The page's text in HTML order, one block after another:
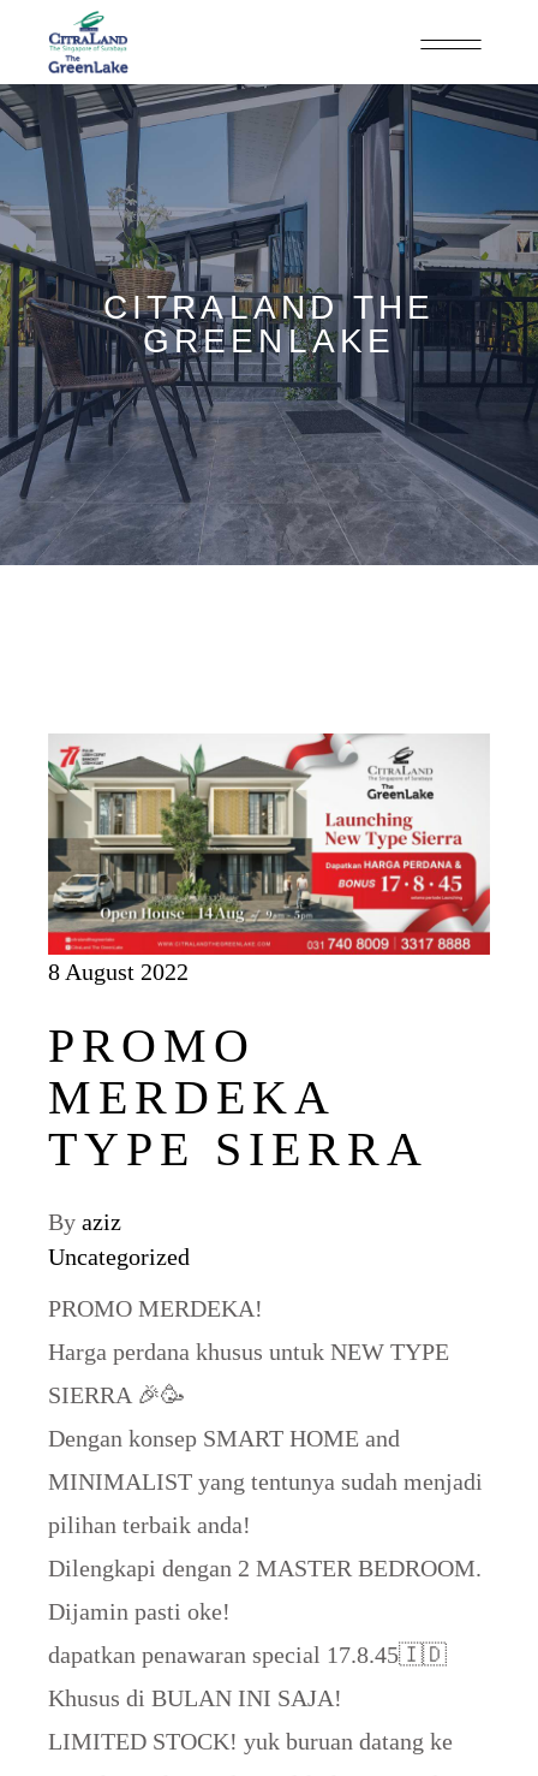
CITRALAND THE
GREENLAKE
8 August 2022
PROMO
MERDEKA
TYPE SIERRA
By aziz
Uncategorized
PROMO MERDEKA!
Harga perdana khusus untuk NEW TYPE
SIERRA 🎉🥳
Dengan konsep SMART HOME and
MINIMALIST yang tentunya sudah menjadi
pilihan terbaik anda!
Dilengkapi dengan 2 MASTER BEDROOM.
Dijamin pasti oke!
dapatkan penawaran special 17.8.45🇮🇩
Khusus di BULAN INI SAJA!
LIMITED STOCK! yuk buruan datang ke